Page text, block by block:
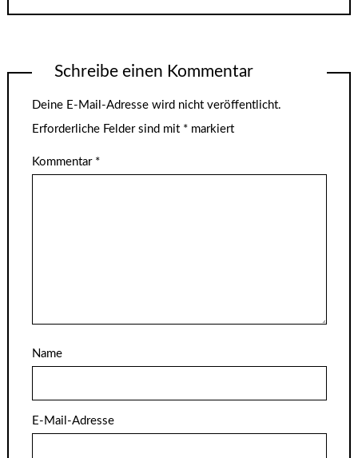
Schreibe einen Kommentar
Deine E-Mail-Adresse wird nicht veröffentlicht.
Erforderliche Felder sind mit *markiert
Kommentar *
Name
E-Mail-Adresse